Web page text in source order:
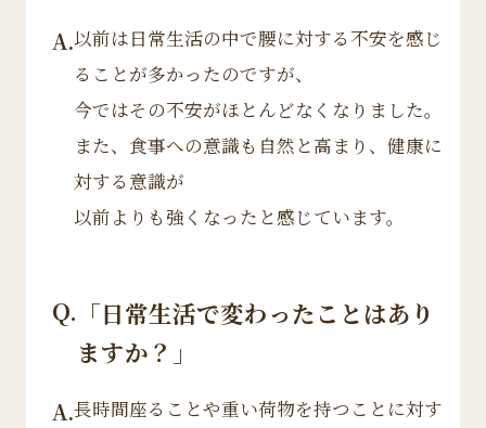
A.以前は日常生活の中で腰に対する不安を感じ
ることが多かったのですが、
今ではその不安がほとんどなくなりました。
また、食事への意識も自然と高まり、健康に
対する意識が
以前よりも強くなったと感じています。
Q. 「日常生活で変わったことはあり
ますか？」
A.長時間座ることや重い荷物を持つことに対す